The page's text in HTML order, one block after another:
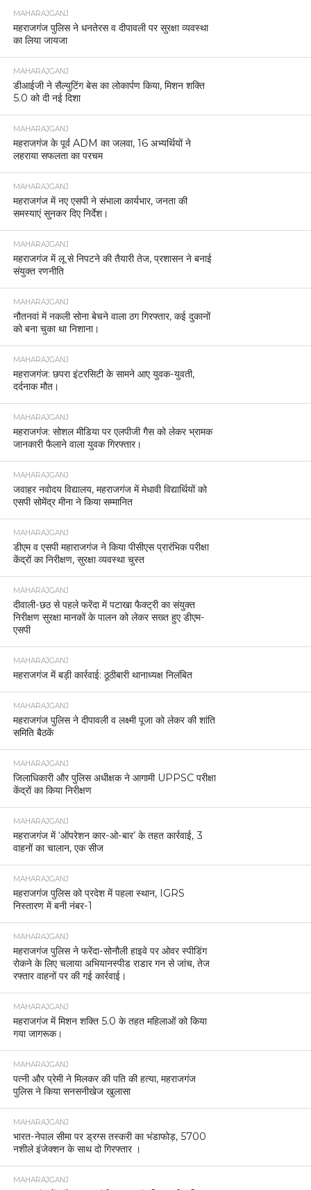
MAHARAJGANJ
महराजगंज पुलिस ने धनतेरस व दीपावली पर सुरक्षा व्यवस्था
का लिया जायजा
MAHARAJGANJ
डीआईजी ने सैल्युटिंग बेस का लोकार्पण किया, मिशन शक्ति
5.0 को दी नई दिशा
MAHARAJGANJ
महराजगंज के पूर्व ADM का जलवा, 16 अभ्यर्थियों ने
लहराया सफलता का परचम
MAHARAJGANJ
महराजगंज में नए एसपी ने संभाला कार्यभार, जनता की
समस्याएं सुनकर दिए निर्देश।
MAHARAJGANJ
महराजगंज में लू से निपटने की तैयारी तेज, प्रशासन ने बनाई
संयुक्त रणनीति
MAHARAJGANJ
नौतनवां में नकली सोना बेचने वाला ठग गिरफ्तार, कई दुकानों
को बना चुका था निशाना।
MAHARAJGANJ
महराजगंज: छपरा इंटरसिटी के सामने आए युवक-युवती,
दर्दनाक मौत।
MAHARAJGANJ
महराजगंज: सोशल मीडिया पर एलपीजी गैस को लेकर भ्रामक
जानकारी फैलाने वाला युवक गिरफ्तार।
MAHARAJGANJ
जवाहर नवोदय विद्यालय, महराजगंज में मेधावी विद्यार्थियों को
एसपी सोमेंद्र मीना ने किया सम्मानित
MAHARAJGANJ
डीएम व एसपी महाराजगंज ने किया पीसीएस प्रारंभिक परीक्षा
केंद्रों का निरीक्षण, सुरक्षा व्यवस्था चुस्त
MAHARAJGANJ
दीवाली-छठ से पहले फरेंदा में पटाखा फैक्ट्री का संयुक्त
निरीक्षण सुरक्षा मानकों के पालन को लेकर सख्त हुए डीएम-
एसपी
MAHARAJGANJ
महराजगंज में बड़ी कार्रवाई: ठूठीबारी थानाध्यक्ष निलंबित
MAHARAJGANJ
महराजगंज पुलिस ने दीपावली व लक्ष्मी पूजा को लेकर की शांति
समिति बैठकें
MAHARAJGANJ
जिलाधिकारी और पुलिस अधीक्षक ने आगामी UPPSC परीक्षा
केंद्रों का किया निरीक्षण
MAHARAJGANJ
महराजगंज में ‘ऑपरेशन कार-ओ-बार’ के तहत कार्रवाई, 3
वाहनों का चालान, एक सीज
MAHARAJGANJ
महराजगंज पुलिस को प्रदेश में पहला स्थान, IGRS
निस्तारण में बनी नंबर-1
MAHARAJGANJ
महराजगंज पुलिस ने फरेंदा-सोनौली हाइवे पर ओवर स्पीडिंग
रोकने के लिए चलाया अभियानस्पीड राडार गन से जांच, तेज
रफ्तार वाहनों पर की गई कार्रवाई।
MAHARAJGANJ
महराजगंज में मिशन शक्ति 5.0 के तहत महिलाओं को किया
गया जागरूक।
MAHARAJGANJ
पत्नी और प्रेमी ने मिलकर की पति की हत्या, महराजगंज
पुलिस ने किया सनसनीखेज खुलासा
MAHARAJGANJ
भारत-नेपाल सीमा पर ड्रग्स तस्करी का भंडाफोड़, 5700
नशीले इंजेक्शन के साथ दो गिरफ्तार ।
MAHARAJGANJ